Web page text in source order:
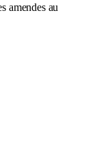
amendes au